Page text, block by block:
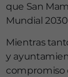
que San
Mundial
Mientras
y
compromiso